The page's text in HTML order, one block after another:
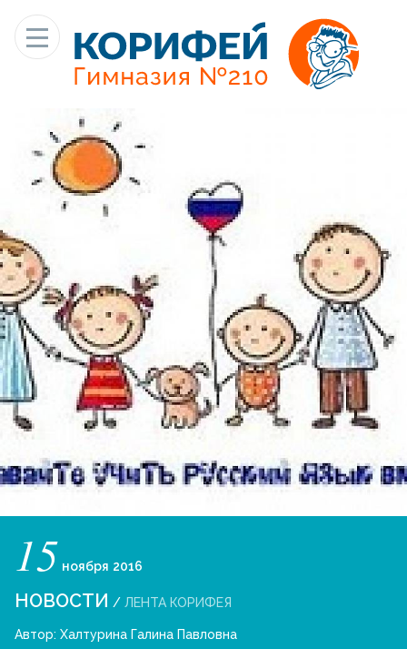
15 ноября 2016
НОВОСТИ / ЛЕНТА КОРИФЕЯ
Автор: Халтурина Галина Павловна